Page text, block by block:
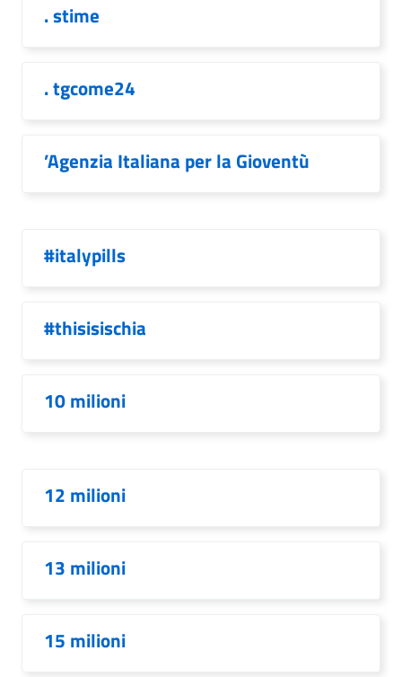
. stime
. tgcome24
’Agenzia Italiana per la Gioventù
#italypills
#thisisischia
10 milioni
12 milioni
13 milioni
15 milioni